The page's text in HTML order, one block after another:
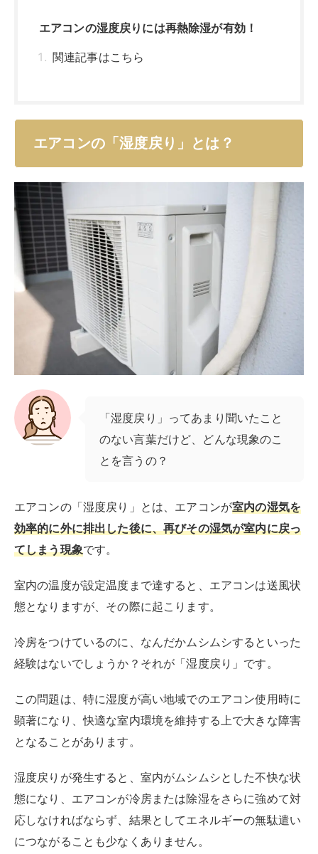
「湿度戻り」ってあまり聞いたこと
のない言葉だけど、どんな現象のこ
とを言うの？
エアコンの「湿度戻り」とは、エアコンが
室内の湿気を
効率的に外に排出した後に、再びその湿気が室内に戻っ
てしまう現象
です。
室内の温度が設定温度まで達すると、エアコンは送風状
態となりますが、その際に起こります。
冷房をつけているのに、なんだかムシムシするといった
経験はないでしょうか？それが「湿度戻り」です。
顕著になり、快適な室内環境を維持する上で大きな障害
となることがあります。
態になり、エアコンが冷房または除湿をさらに強めて対
応しなければならず、結果としてエネルギーの無駄遣い
につながることも少なくありません。